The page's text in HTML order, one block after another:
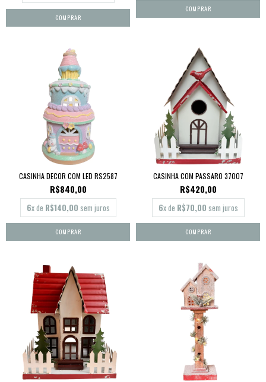
CASINHA DECOR COM LED RS2587
R$840,00
6x de R$140,00 sem juros
CASINHA COM PASSARO 37007
R$420,00
6x de R$70,00 sem juros